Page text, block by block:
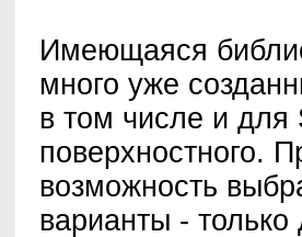
Имеющаяся
много уже
в том числе и для
поверхностного.
возможность
варианты -